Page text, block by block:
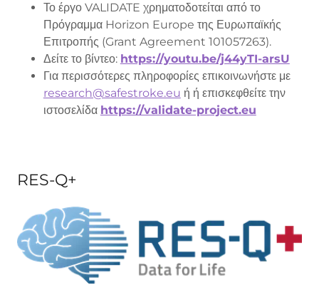
Το έργο VALIDATE χρηματοδοτείται από το
Πρόγραμμα Horizon Europe της Ευρωπαϊκής
Επιτροπής (Grant Agreement 101057263).
Δείτε το βίντεο: https://youtu.be/j44yTI-arsU
Για περισσότερες πληροφορίες επικοινωνήστε με
research@safestroke.eu ή ή επισκεφθείτε την
ιστοσελίδα https://validate-project.eu
RES-Q+